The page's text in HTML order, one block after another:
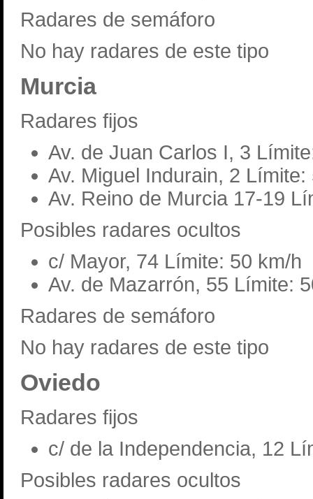
Radares de semáforo
No hay radares de este tipo
Murcia
Radares fijos
Av. de Juan Carlos I, 3
Av. Miguel Indurain, 2 Límite:
Av. Reino de Murcia 17-19
Posibles radares ocultos
c/ Mayor, 74 Límite: 50 km/h
Av. de Mazarrón, 55 Límite:
Radares de semáforo
No hay radares de este tipo
Oviedo
Radares fijos
c/ de la Independencia, 12
Posibles radares ocultos